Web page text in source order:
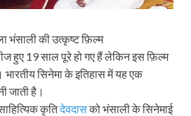
भंसाली की उत्कृष्ट फ़िल्म
हुए 19 साल पूरे हो गए हैं लेकिन इस फ़िल्म
सिनेमा के इतिहास में यह एक
जाती है।
कृतिदेवदासको भंसाली के सिनेमाई